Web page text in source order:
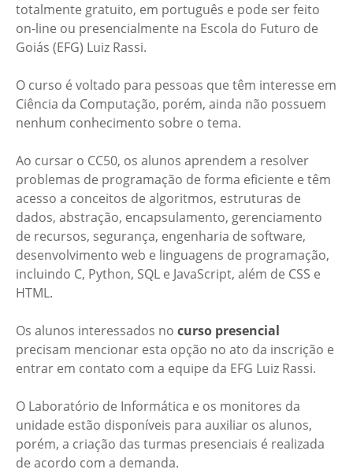
totalmente gratuito, em português e pode ser feito
on-line ou presencialmente na Escola do Futuro de
Goiás (EFG) Luiz Rassi.
O curso é voltado para pessoas que têm interesse em
Ciência da Computação, porém, ainda não possuem
nenhum conhecimento sobre o tema.
Ao cursar o CC50, os alunos aprendem a resolver
problemas de programação de forma eficiente e têm
acesso a conceitos de algoritmos, estruturas de
dados, abstração, encapsulamento, gerenciamento
de recursos, segurança, engenharia de software,
desenvolvimento web e linguagens de programação,
incluindo C, Python, SQL e JavaScript, além de CSS e
HTML.
Os alunos interessados no curso presencial
precisam mencionar esta opção no ato da inscrição e
entrar em contato com a equipe da EFG Luiz Rassi.
O Laboratório de Informática e os monitores da
unidade estão disponíveis para auxiliar os alunos,
porém, a criação das turmas presenciais é realizada
de acordo com a demanda.